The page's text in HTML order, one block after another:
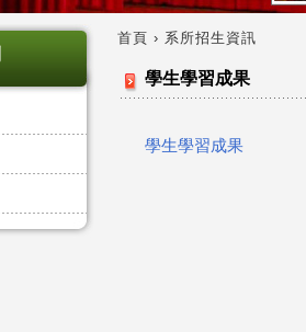
您
首頁 › 系所招生資訊
學生學習成果
學生學習成果